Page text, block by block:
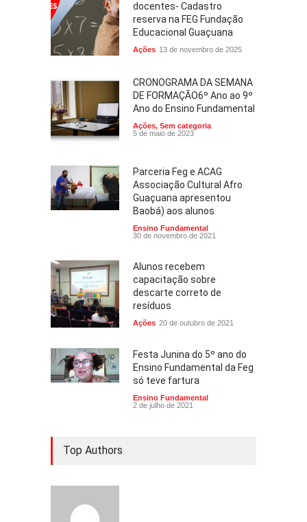
docentes- Cadastro
reserva na FEG Fundação
Educacional Guaçuana
Ações 13 de novembro de 2025
CRONOGRAMA DA SEMANA
DE FORMAÇÃO6º Ano ao 9º
Ano do Ensino Fundamental
Ações, Sem categoria
5 de maio de 2023
Parceria Feg e ACAG
Associação Cultural Afro
Guaçuana apresentou
Baobá) aos alunos
Ensino Fundamental
30 de novembro de 2021
Alunos recebem
capacitação sobre
descarte correto de
resíduos
Ações 20 de outubro de 2021
Festa Junina do 5º ano do
Ensino Fundamental da Feg
só teve fartura
Ensino Fundamental
2 de julho de 2021
Top Authors